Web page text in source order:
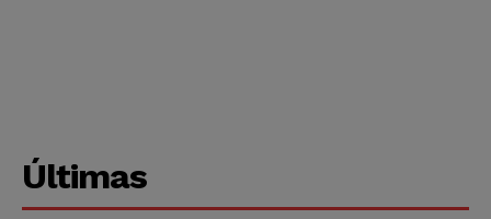
Últimas